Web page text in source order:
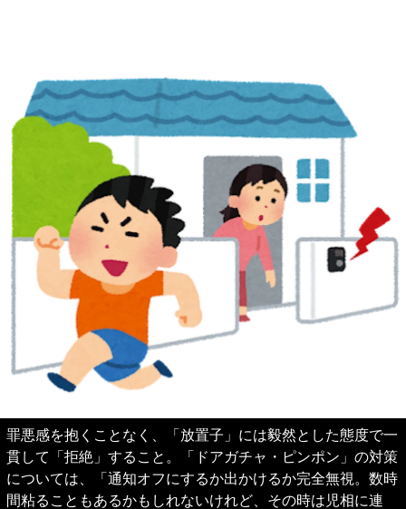
罪悪感を抱くことなく、「放置子」には毅然とした態度で一
貫して「拒絶」すること。「ドアガチャ・ピンポン」の対策
については、「通知オフにするか出かけるか完全無視。数時
間粘ることもあるかもしれないけれど、その時は児相に連